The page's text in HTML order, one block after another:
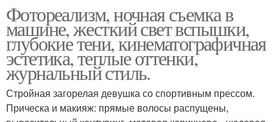
Фотореализм, ночная съемка в
машине, жесткий свет вспышки,
глубокие тени, кинематографичная
эстетика, теплые оттенки,
журнальный стиль.
Стройная загорелая девушка со спортивным прессом.
Прическа и макияж: прямые волосы распущены,